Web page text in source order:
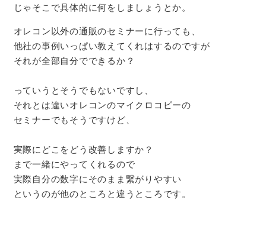
じゃそこで具体的に何をしましょうとか。
オレコン以外の通販のセミナーに行っても、
他社の事例いっぱい教えてくれはするのですが
それが全部自分でできるか？
っていうとそうでもないですし、
それとは違いオレコンのマイクロコピーの
セミナーでもそうですけど、
実際にどこをどう改善しますか？
まで一緒にやってくれるので
実際自分の数字にそのまま繋がりやすい
というのが他のところと違うところです。